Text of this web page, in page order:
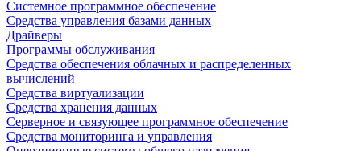
Системное программное обеспечение
Средства управления базами данных
Драйверы
Программы обслуживания
Средства обеспечения облачных и распределенных
вычислений
Средства виртуализации
Средства хранения данных
Серверное и связующее программное обеспечение
Средства мониторинга и управления